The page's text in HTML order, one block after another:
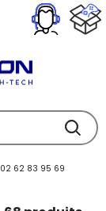
02 62 83 95 69